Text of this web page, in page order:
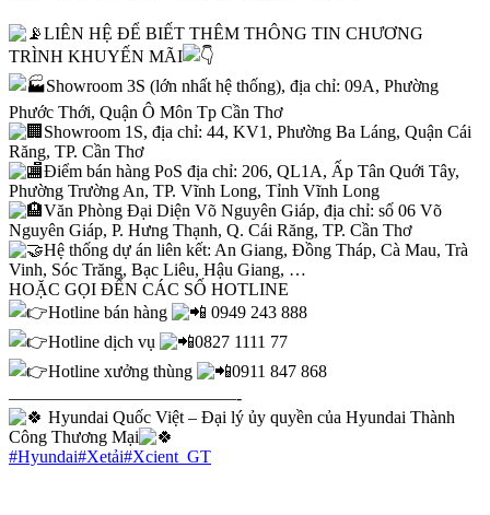
LIÊN HỆ ĐỂ BIẾT THÊM THÔNG TIN CHƯƠNG
TRÌNH KHUYẾN MÃI
Showroom 3S (lớn nhất hệ thống), địa chỉ: 09A, Phường
Phước Thới, Quận Ô Môn Tp Cần Thơ
Showroom 1S, địa chỉ: 44, KV1, Phường Ba Láng, Quận Cái
Răng, TP. Cần Thơ
Điểm bán hàng PoS địa chỉ: 206, QL1A, Ấp Tân Quới Tây,
Phường Trường An, TP. Vĩnh Long, Tỉnh Vĩnh Long
Văn Phòng Đại Diện Võ Nguyên Giáp, địa chỉ: số 06 Võ
Nguyên Giáp, P. Hưng Thạnh, Q. Cái Răng, TP. Cần Thơ
Hệ thống dự án liên kết: An Giang, Đồng Tháp, Cà Mau, Trà
Vinh, Sóc Trăng, Bạc Liêu, Hậu Giang, …
HOẶC GỌI ĐẾN CÁC SỐ HOTLINE
Hotline bán hàng
0949 243 888
Hotline dịch vụ
0827 1111 77
Hotline xưởng thùng
0911 847 868
—————————————-
Hyundai Quốc Việt – Đại lý ủy quyền của Hyundai Thành
Công Thương Mại
#Hyundai#Xetải#Xcient_GT